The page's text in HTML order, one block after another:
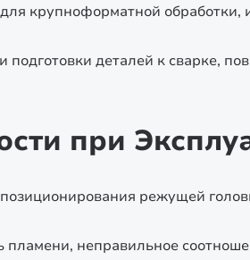
крупноформатной
подготовки деталей к сварке,
при
режущей
пламени, неправильное